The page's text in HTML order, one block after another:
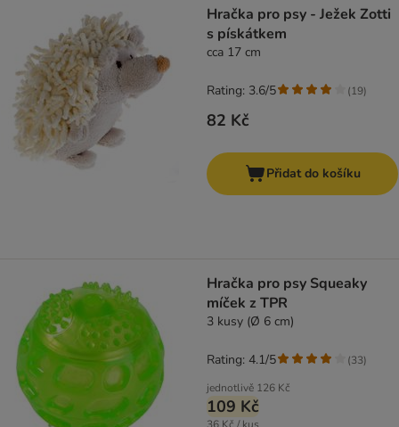
Hračka pro psy - Ježek Zotti
s pískátkem
cca 17 cm
82 Kč
Rating: 3.6/5 (19)
Přidat do košíku
Hračka pro psy Squeaky
míček z TPR
3 kusy (Ø 6 cm)
jednotlivě 126 Kč
109 Kč
Rating: 4.1/5 (33)